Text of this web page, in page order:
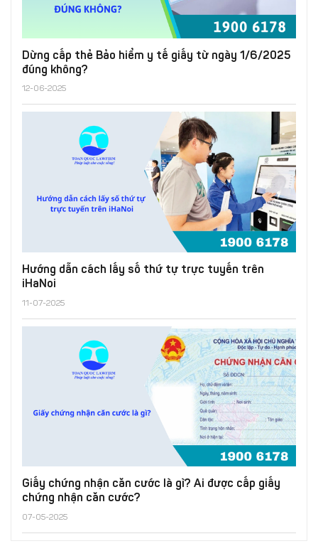
Dừng cấp thẻ Bảo hiểm y tế giấy từ ngày 1/6/2025
đúng không?
12-06-2025
Hướng dẫn cách lấy số thứ tự trực tuyến trên
iHaNoi
11-07-2025
Giấy chứng nhận căn cước là gì? Ai được cấp giấy
chứng nhận căn cước?
07-05-2025